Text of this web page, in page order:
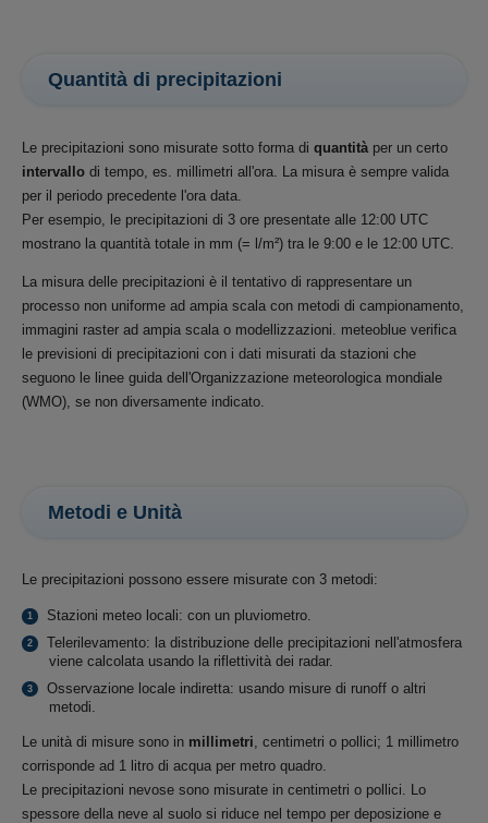
Quantità di precipitazioni
Le precipitazioni sono misurate sotto forma di quantità per un certo
intervallo di tempo, es. millimetri all'ora. La misura è sempre valida
per il periodo precedente l'ora data.
Per esempio, le precipitazioni di 3 ore presentate alle 12:00 UTC
mostrano la quantità totale in mm (= l/m²) tra le 9:00 e le 12:00 UTC.
La misura delle precipitazioni è il tentativo di rappresentare un
processo non uniforme ad ampia scala con metodi di campionamento,
immagini raster ad ampia scala o modellizzazioni. meteoblue verifica
le previsioni di precipitazioni con i dati misurati da stazioni che
seguono le linee guida dell'Organizzazione meteorologica mondiale
(WMO), se non diversamente indicato.
Metodi e Unità
Le precipitazioni possono essere misurate con 3 metodi:
Stazioni meteo locali: con un pluviometro.
Telerilevamento: la distribuzione delle precipitazioni nell'atmosfera
viene calcolata usando la riflettività dei radar.
Osservazione locale indiretta: usando misure di runoff o altri
metodi.
Le unità di misure sono in millimetri , centimetri o pollici; 1 millimetro
corrisponde ad 1 litro di acqua per metro quadro.
Le precipitazioni nevose sono misurate in centimetri o pollici. Lo
spessore della neve al suolo si riduce nel tempo per deposizione e